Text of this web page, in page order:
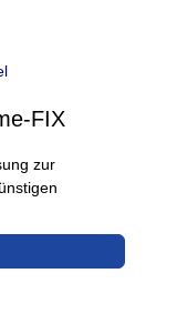
FIX
zur